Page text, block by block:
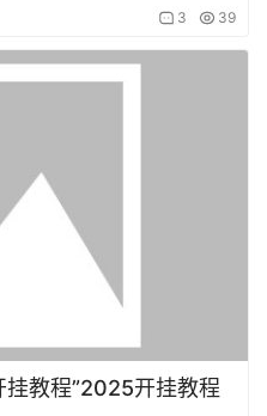
3 39
挂教程”2025开挂教程